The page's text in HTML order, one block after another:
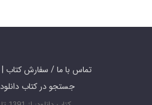
Contact Us / Order Book | تماس با ما / سفارش کتاب
SEARCH جستجو در کتاب دانلود